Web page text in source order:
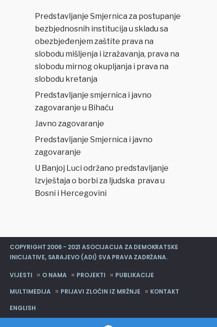
Predstavljanje Smjernica za postupanje
bezbjednosnih institucija u skladu sa
obezbjeđenjem zaštite prava na
slobodu mišljenja i izražavanja, prava na
slobodu mirnog okupljanja i prava na
slobodu kretanja
Predstavljanje smjernica i javno
zagovaranje u Bihaću
Javno zagovaranje
Predstavljanje Smjernica i javno
zagovaranje
U Banjoj Luci održano predstavljanje
Izvještaja o borbi za ljudska prava u
Bosni i Hercegovini
COPYRIGHT 2006 - 2021 ASOCIJACIJA ZA DEMOKRATSKE
INICIJATIVE, SARAJEVO (ADI) SVA PRAVA ZADRŽANA.
VIJESTI O NAMA PROJEKTI
PUBLIKACIJE
MULTIMEDIJA
PRIJAVI ZLOČIN IZ MRŽNJE
KONTAKT
ENGLISH